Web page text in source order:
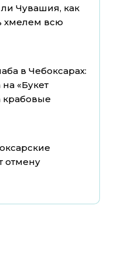
Чувашия, как
хмелем всю
в Чебоксарах:
«Букет
крабовые
отмену